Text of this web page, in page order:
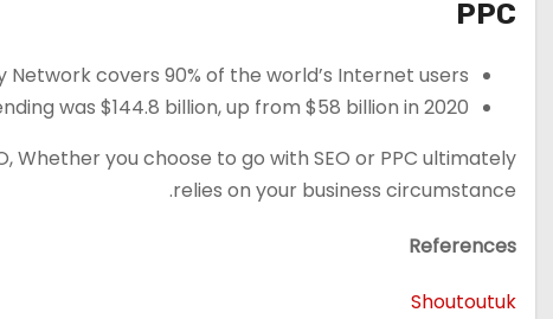
PPC
Network covers 90% of the world’s Internet users.
was $144.8 billion, up from $58 billion in 2020.
Whether you choose to go with SEO or PPC ultimately
relies on your business circumstance.
References
Shoutoutuk